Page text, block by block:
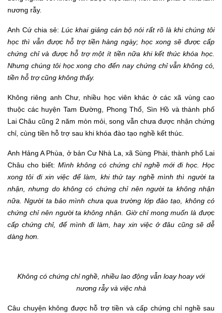
nương rẫy.
Anh Cứ chia sẻ: Lúc khai giảng cán bộ nói rất rõ là khi chúng tôi
học thì vẫn được hỗ trợ tiền hàng ngày; học xong sẽ được cấp
chứng chỉ và được hỗ trợ một ít tiền nữa khi kết thúc khóa học.
Nhưng chúng tôi học xong cho đến nay chứng chỉ vẫn không có,
tiền hỗ trợ cũng không thấy.
Không riêng anh Chư, nhiều học viên khác ở các xã vùng cao
thuộc các huyện Tam Đường, Phong Thổ, Sìn Hồ và thành phố
Lai Châu cũng 2 năm mòn mỏi, song vẫn chưa được nhận chứng
chỉ, cùng tiền hỗ trợ sau khi khóa đào tạo nghề kết thúc.
Anh Hảng A Phùa, ở bản Cư Nhà La, xã Sùng Phài, thành phố Lai
Châu cho biết: Mình không có chứng chỉ nghề mới đi học. Học
xong tôi đi xin việc để làm, khi thử tay nghề mình thì người ta
nhận, nhưng do không có chứng chỉ nên người ta không nhận
nữa. Người ta bảo mình chưa qua trường lớp đào tạo, không có
chứng chỉ nên người ta không nhận. Giờ chỉ mong muốn là được
cấp chứng chỉ, để mình đi làm, hay xin việc ở đâu cũng sẽ dễ
dàng hơn.
Không có chứng chỉ nghề, nhiều lao động vẫn loay hoay với
nương rẫy và việc nhà
Câu chuyện không được hỗ trợ tiền và cấp chứng chỉ nghề sau